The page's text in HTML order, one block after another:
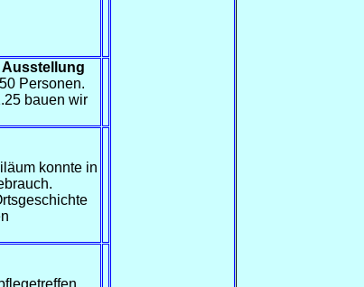
Ausstellung
Personen.
bauen wir
konnte in